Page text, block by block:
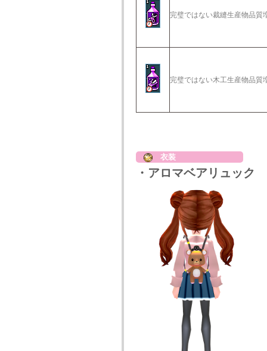
完璧ではない裁縫生産物品質
完璧ではない木工生産物品質
衣装
・アロマベアリュック